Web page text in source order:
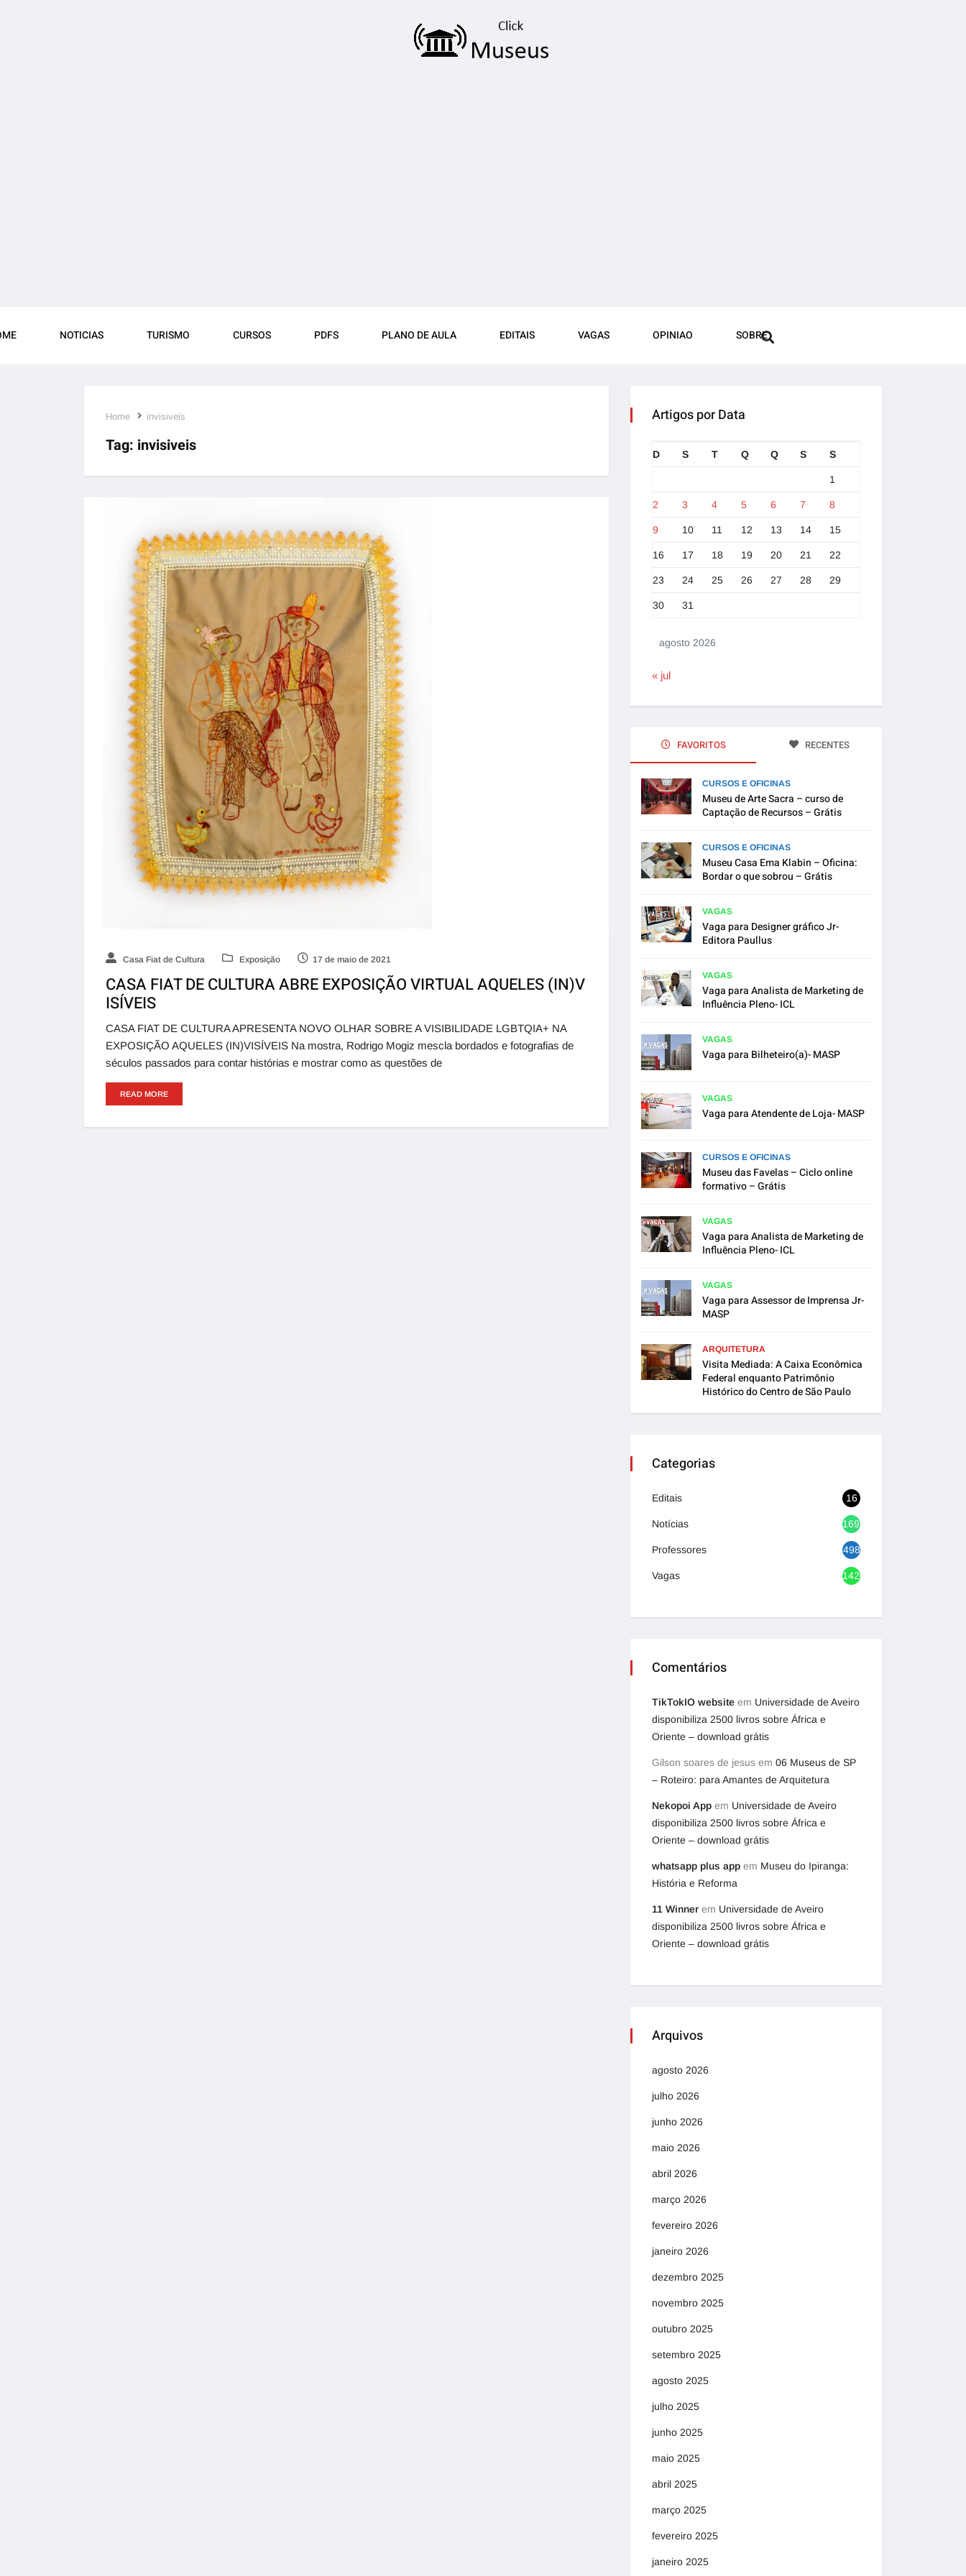
NOTICIAS TURISMO CURSOS PDFS PLANO DE AULA EDITAIS VAGAS OPINIAO SOBRE
Home invisiveis
Tag: invisiveis
Casa Fiat de Cultura Exposição 17 de maio de 2021
CASA FIAT DE CULTURA ABRE EXPOSIÇÃO VIRTUAL AQUELES (IN)V
ISÍVEIS
CASA FIAT DE CULTURA APRESENTA NOVO OLHAR SOBRE A VISIBILIDADE LGBTQIA+ NA
EXPOSIÇÃO AQUELES (IN)VISÍVEIS Na mostra, Rodrigo Mogiz mescla bordados e fotografias de
séculos passados para contar histórias e mostrar como as questões de
READ MORE
Artigos por Data
agosto 2026
D S T Q Q S S
1
2 3 4 5 6 7 8
9 10 11 12 13 14 15
16 17 18 19 20 21 22
23 24 25 26 27 28 29
30 31
« jul
FAVORITOS RECENTES
CURSOS E OFICINAS
Museu de Arte Sacra – curso de
Captação de Recursos – Grátis
CURSOS E OFICINAS
Museu Casa Ema Klabin – Oficina:
Bordar o que sobrou – Grátis
VAGAS
Vaga para Designer gráfico Jr-
Editora Paullus
VAGAS
Vaga para Analista de Marketing de
Influência Pleno- ICL
VAGAS
Vaga para Bilheteiro(a)- MASP
VAGAS
Vaga para Atendente de Loja- MASP
CURSOS E OFICINAS
Museu das Favelas – Ciclo online
formativo – Grátis
VAGAS
Vaga para Analista de Marketing de
Influência Pleno- ICL
VAGAS
Vaga para Assessor de Imprensa Jr-
MASP
ARQUITETURA
Visita Mediada: A Caixa Econômica
Federal enquanto Patrimônio
Histórico do Centro de São Paulo
Categorias
Editais 16
Notícias 1692
Professores 498
Vagas 1420
Comentários
TikTokIO website em Universidade de Aveiro
disponibiliza 2500 livros sobre África e
Oriente – download grátis
Gilson soares de jesus em 06 Museus de SP
– Roteiro: para Amantes de Arquitetura
Nekopoi App em Universidade de Aveiro
disponibiliza 2500 livros sobre África e
Oriente – download grátis
whatsapp plus app em Museu do Ipiranga:
História e Reforma
11 Winner em Universidade de Aveiro
disponibiliza 2500 livros sobre África e
Oriente – download grátis
Arquivos
agosto 2026
julho 2026
junho 2026
maio 2026
abril 2026
março 2026
fevereiro 2026
janeiro 2026
dezembro 2025
novembro 2025
outubro 2025
setembro 2025
agosto 2025
julho 2025
junho 2025
maio 2025
abril 2025
março 2025
fevereiro 2025
janeiro 2025